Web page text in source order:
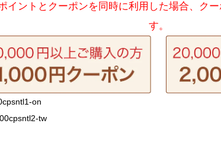
イントとクーポンを同時に利用した場合、クー
す。
on
tw